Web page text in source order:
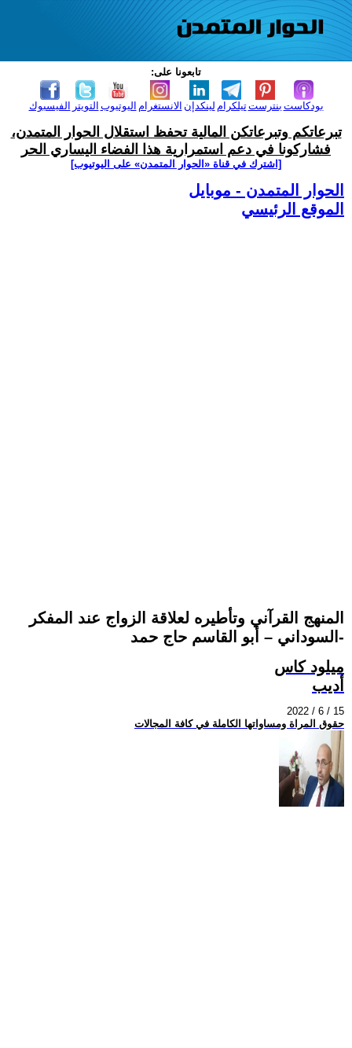
تابعونا على:
الفيسبوك التويتر اليوتيوب الانستغرام لينكدإن تيلكرامبنترست بودكاست
تبرعاتكم وتبرعاتكن المالية تحفظ استقلال الحوار المتمدن،
فشاركونا في دعم استمرارية هذا الفضاء اليساري الحر
[اشترك في قناة ‫«الحوار المتمدن» على اليوتيوب]
الحوار المتمدن - موبايل
الموقع الرئيسي
المنهج القرآني وتأطيره لعلاقة الزواج عند المفكر
السوداني – أبو القاسم حاج حمد-
ميلود كاس
أديب
2022 / 6 / 15
حقوق المراة ومساواتها الكاملة في كافة المجالات